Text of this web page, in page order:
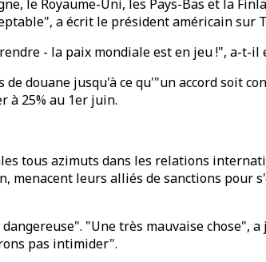
le Royaume-Uni, les Pays-Bas et la
a écrit le président américain sur
- la paix mondiale est en jeu !", a-t-il
douane jusqu'à ce qu'"un accord soit
à 25% au 1er juin.
tous azimuts dans les relations
menacent leurs alliés de sanctions
"Une très mauvaise
pas intimider".